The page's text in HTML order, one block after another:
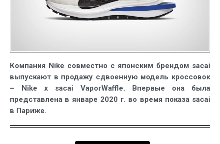
Компания Nike совместно с японским брендом sacai
выпускают в продажу сдвоенную модель кроссовок
– Nike x sacai VaporWaffle. Впервые она была
представлена в январе 2020 г. во время показа sacai
в Париже.